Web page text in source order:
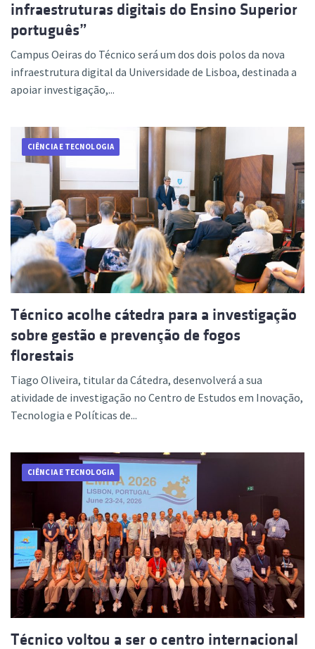
infraestruturas digitais do Ensino Superior
português”
Campus Oeiras do Técnico será um dos dois polos da nova
infraestrutura digital da Universidade de Lisboa, destinada a
apoiar investigação,...
CIÊNCIA E TECNOLOGIA
Técnico acolhe cátedra para a investigação
sobre gestão e prevenção de fogos
florestais
Tiago Oliveira, titular da Cátedra, desenvolverá a sua
atividade de investigação no Centro de Estudos em Inovação,
Tecnologia e Políticas de...
CIÊNCIA E TECNOLOGIA
Técnico voltou a ser o centro internacional